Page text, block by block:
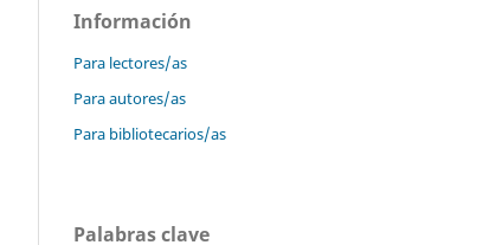
Información
Para lectores/as
Para autores/as
Para bibliotecarios/as
Palabras clave